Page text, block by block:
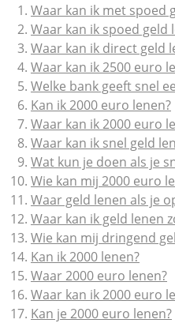
Waar kan ik met spoed
Waar kan ik spoed geld
Waar kan ik direct geld
Waar kan ik 2500 euro
Welke bank geeft snel
Kan ik 2000 euro lenen?
Waar kan ik 2000 euro
Waar kan ik snel geld
Wat kun je doen als je
Wie kan mij 2000 euro
Waar geld lenen als je
Waar kan ik geld lenen
Wie kan mij dringend
Kan ik 2000 lenen?
Waar 2000 euro lenen?
Waar kan ik 2000 euro
Kan je 2000 euro lenen?